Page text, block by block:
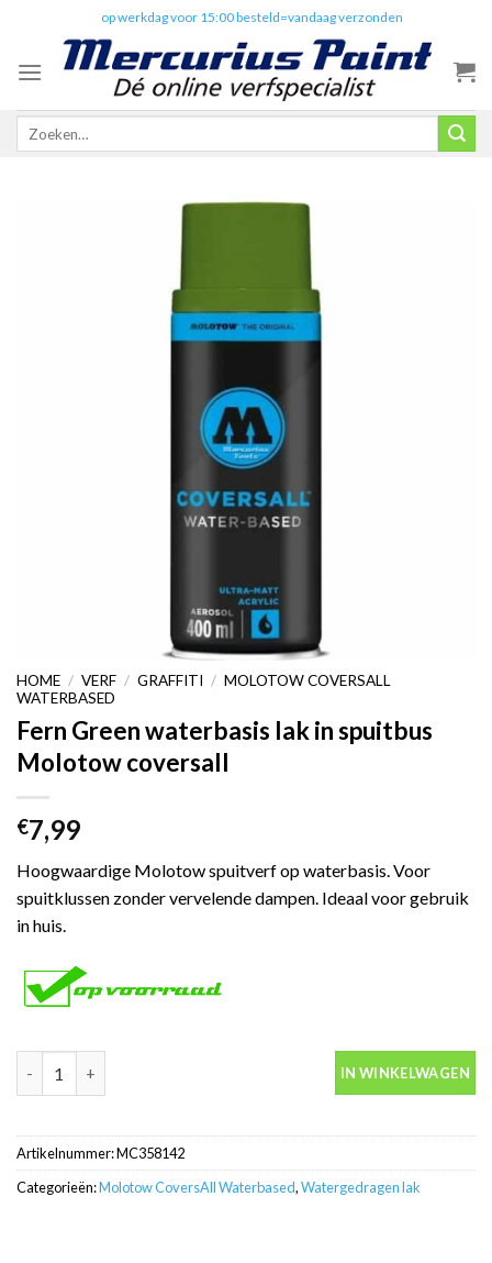
content
op werkdag voor 15:00 besteld=vandaag verzonden
Zoeken
HOME / VERF / GRAFFITI / MOLOTOW COVERSALL
WATERBASED
Fern Green waterbasis lak in spuitbus
Molotow coversall
€7,99
Hoogwaardige Molotow spuitverf op waterbasis. Voor
spuitklussen zonder vervelende dampen. Ideaal voor gebruik
in huis.
Fern Green waterbasis lak in spuitbus Molotow coversall aantal
IN WINKELWAGEN
Artikelnummer:MC358142
Categorieën:Molotow CoversAll Waterbased,Watergedragen lak